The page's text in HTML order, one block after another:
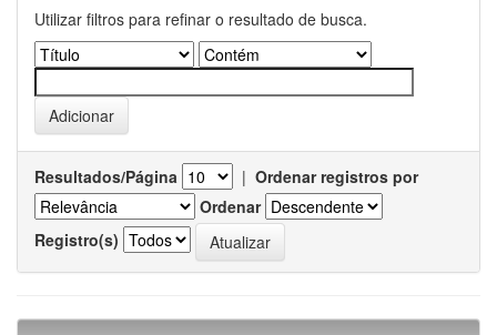
Utilizar filtros para refinar o resultado de busca.
Resultados/Página | Ordenar registros por
Ordenar
Registro(s)